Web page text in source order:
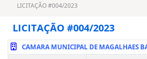
LICITAÇÃO #004/2023
LICITAÇÃO #004/2023
CAMARA MUNICIPAL DE MAGALHAES